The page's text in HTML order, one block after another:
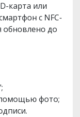
карта или
с NFC-
обновлено до
фото;